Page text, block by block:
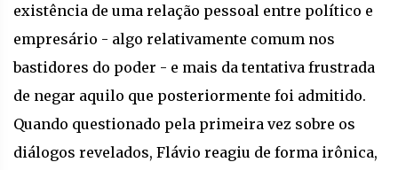
existência de uma relação pessoal entre político e
empresário - algo relativamente comum nos
bastidores do poder - e mais da tentativa frustrada
de negar aquilo que posteriormente foi admitido.
Quando questionado pela primeira vez sobre os
diálogos revelados, Flávio reagiu de forma irônica,